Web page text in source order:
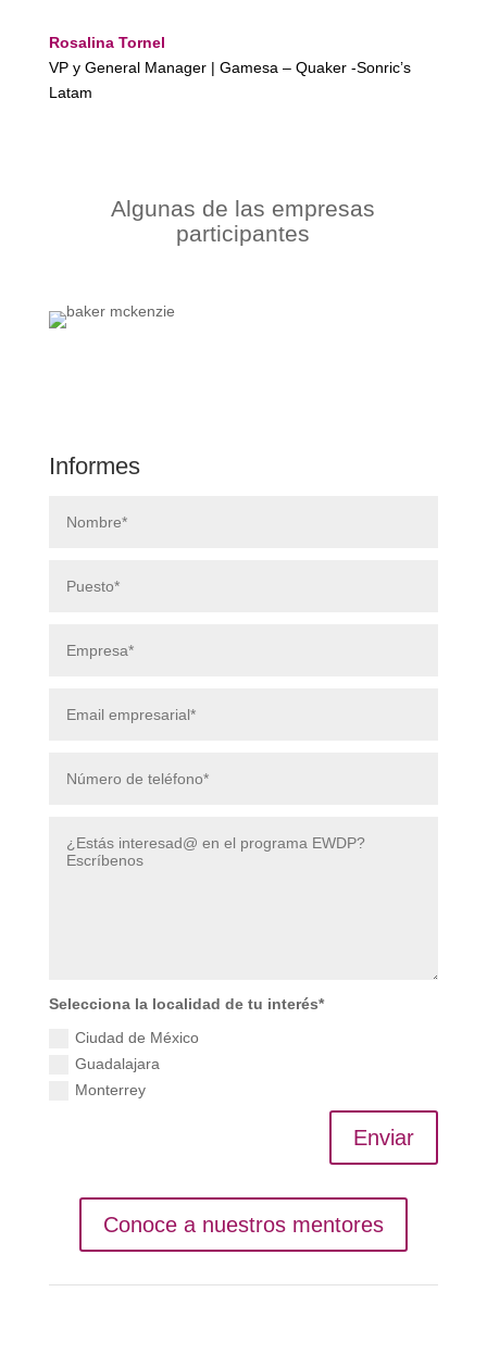
Rosalina Tornel
VP y General Manager | Gamesa – Quaker -Sonric’s
Latam
Algunas de las empresas
participantes
Informes
Selecciona la localidad de tu interés*
Ciudad de México
Guadalajara
Monterrey
Enviar
Conoce a nuestros mentores